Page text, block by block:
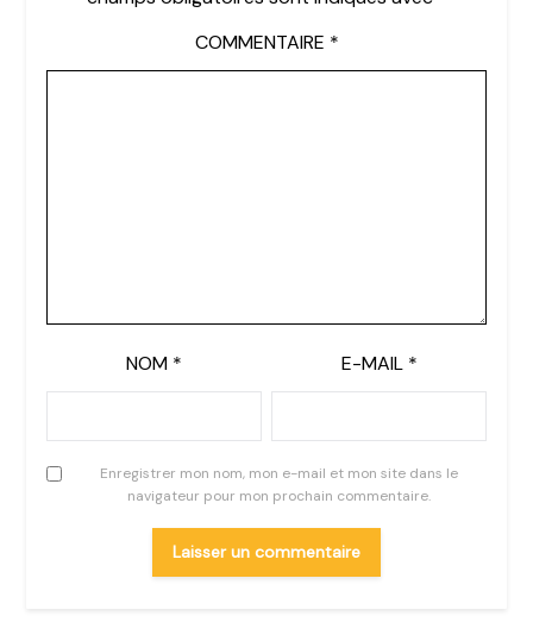
COMMENTAIRE *
NOM * E-MAIL *
Enregistrer mon nom, mon e-mail et mon site dans le
navigateur pour mon prochain commentaire.